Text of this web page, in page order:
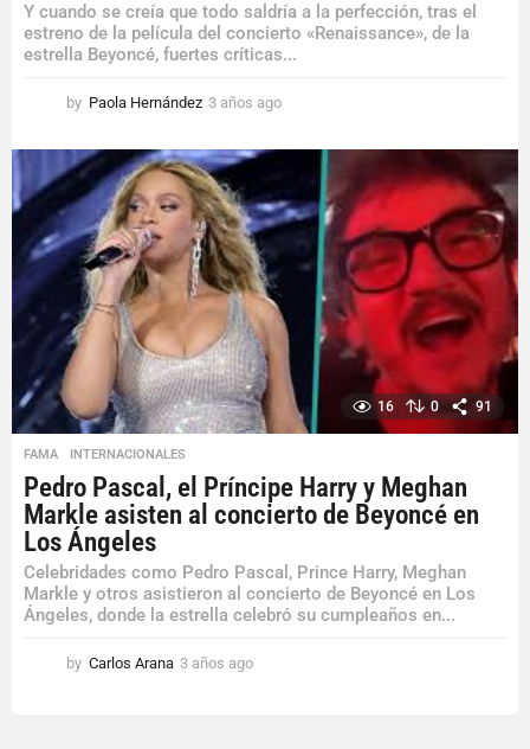
Y cuando se creía que todo saldría a la perfección, tras el
estreno de la película del concierto «Renaissance», de la
estrella Beyoncé, fuertes críticas...
by Paola Hernández 3 años ago
ñ
a
16 0 91
FAMA ,INTERNACIONALES
Pedro Pascal, el Príncipe Harry y Meghan
Markle asisten al concierto de Beyoncé en
Los Ángeles
Celebridades como Pedro Pascal, Prince Harry, Meghan
Markle y otros asistieron al concierto de Beyoncé en Los
Ángeles, donde la estrella celebró su cumpleaños en...
by Carlos Arana 3 años ago